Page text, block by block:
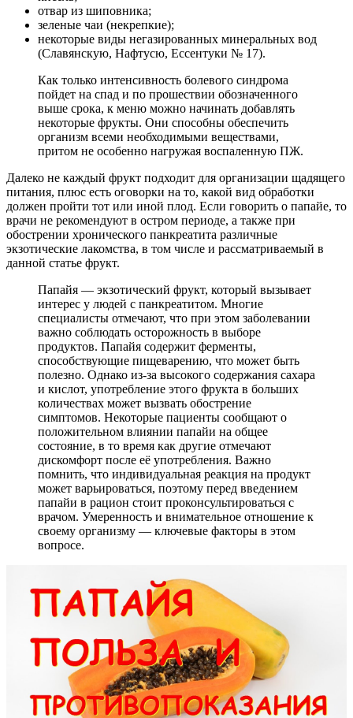
отвар из шиповника;
зеленые чаи (некрепкие);
некоторые виды негазированных минеральных вод
(Славянскую, Нафтусю, Ессентуки № 17).
Как только интенсивность болевого синдрома
пойдет на спад и по прошествии обозначенного
выше срока, к меню можно начинать добавлять
некоторые фрукты. Они способны обеспечить
организм всеми необходимыми веществами,
притом не особенно нагружая воспаленную ПЖ.
Далеко не каждый фрукт подходит для организации щадящего
питания, плюс есть оговорки на то, какой вид обработки
должен пройти тот или иной плод. Если говорить о папайе, то
врачи не рекомендуют в остром периоде, а также при
обострении хронического панкреатита различные
экзотические лакомства, в том числе и рассматриваемый в
данной статье фрукт.
Папайя — экзотический фрукт, который вызывает
интерес у людей с панкреатитом. Многие
специалисты отмечают, что при этом заболевании
важно соблюдать осторожность в выборе
продуктов. Папайя содержит ферменты,
способствующие пищеварению, что может быть
полезно. Однако из-за высокого содержания сахара
и кислот, употребление этого фрукта в больших
количествах может вызвать обострение
симптомов. Некоторые пациенты сообщают о
положительном влиянии папайи на общее
состояние, в то время как другие отмечают
дискомфорт после её употребления. Важно
помнить, что индивидуальная реакция на продукт
может варьироваться, поэтому перед введением
папайи в рацион стоит проконсультироваться с
врачом. Умеренность и внимательное отношение к
своему организму — ключевые факторы в этом
вопросе.